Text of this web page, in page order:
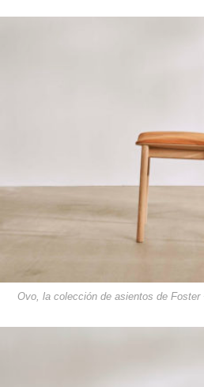
Ovo, la colección de asientos de